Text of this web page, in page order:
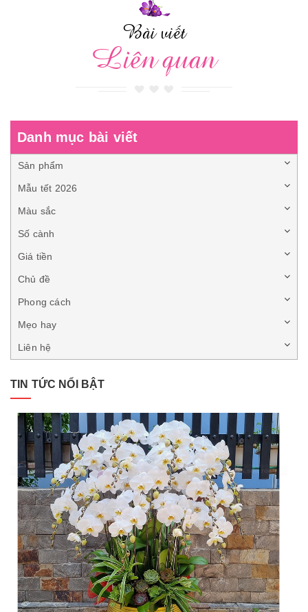
Bài viết
Liên quan
Danh mục bài viết
Sản phẩm
Mẫu tết 2026
Màu sắc
Số cành
Giá tiền
Chủ đề
Phong cách
Mẹo hay
Liên hệ
TIN TỨC NỔI BẬT